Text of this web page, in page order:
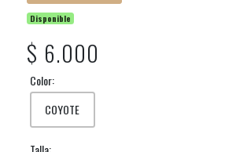
Disponible
$ 6.000
Color:
COYOTE